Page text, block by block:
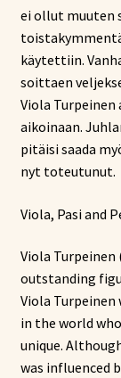
ei ollut muuten
käytettiin.
soittaen
Viola
aikoinaan.
pitäisi saada
nyt toteutunut.
Viola, Pasi and
Viola Turpeinen
outstanding
Viola
in the world
unique.
was influenced